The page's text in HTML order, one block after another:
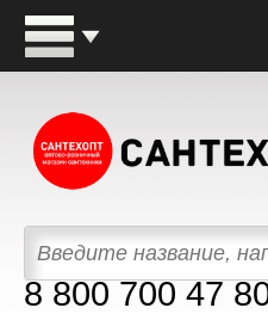
8 800 700 47